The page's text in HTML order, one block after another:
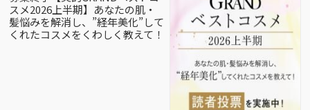
スメ2026上半期】あなたの肌・
髪悩みを解消し、”経年美化”して
くれたコスメをくわしく教えて！